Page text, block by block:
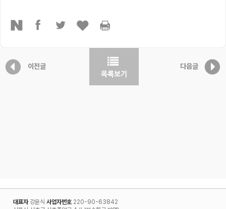
이전글 다음글
대표자강윤식 사업자번호220-90-63842